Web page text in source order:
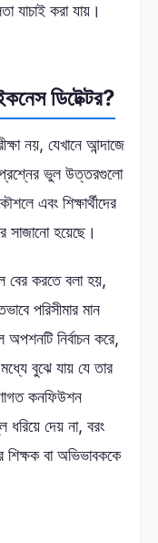
যাচাই করা যায়।
ডিটেক্টর?
নয়, যেখানে আন্দাজে
ভুল উত্তরগুলো
শিক্ষার্থীদের
সাজানো হয়েছে।
বের করতে বলা হয়,
পরিসীমার মান
নির্বাচন করে,
বুঝে যায় যে তার
কনফিউশন
দেয় না, বরং
শিক্ষক বা অভিভাবককে